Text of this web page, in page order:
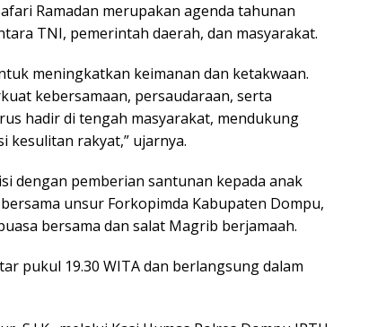
Ramadan merupakan agenda tahunan
TNI, pemerintah daerah, dan masyarakat.
meningkatkan keimanan dan ketakwaan.
kebersamaan, persaudaraan, serta
hadir di tengah masyarakat, mendukung
kesulitan rakyat,” ujarnya.
dengan pemberian santunan kepada anak
unsur Forkopimda Kabupaten Dompu,
bersama dan salat Magrib berjamaah.
pukul 19.30 WITA dan berlangsung dalam